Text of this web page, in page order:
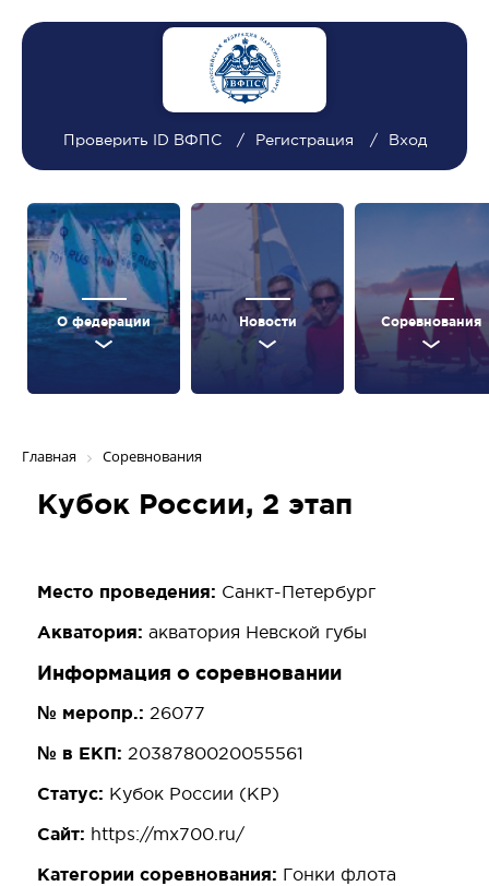
Проверить ID ВФПС Регистрация Вход
О федерации Новости Соревнования
Главная Соревнования
Кубок России, 2 этап
Место проведения: Санкт-Петербург
Акватория: акватория Невской губы
Информация о соревновании
№ меропр.: 26077
№ в ЕКП: 2038780020055561
Статус: Кубок России (КР)
Сайт: https://mx700.ru/
Категории соревнования: Гонки флота